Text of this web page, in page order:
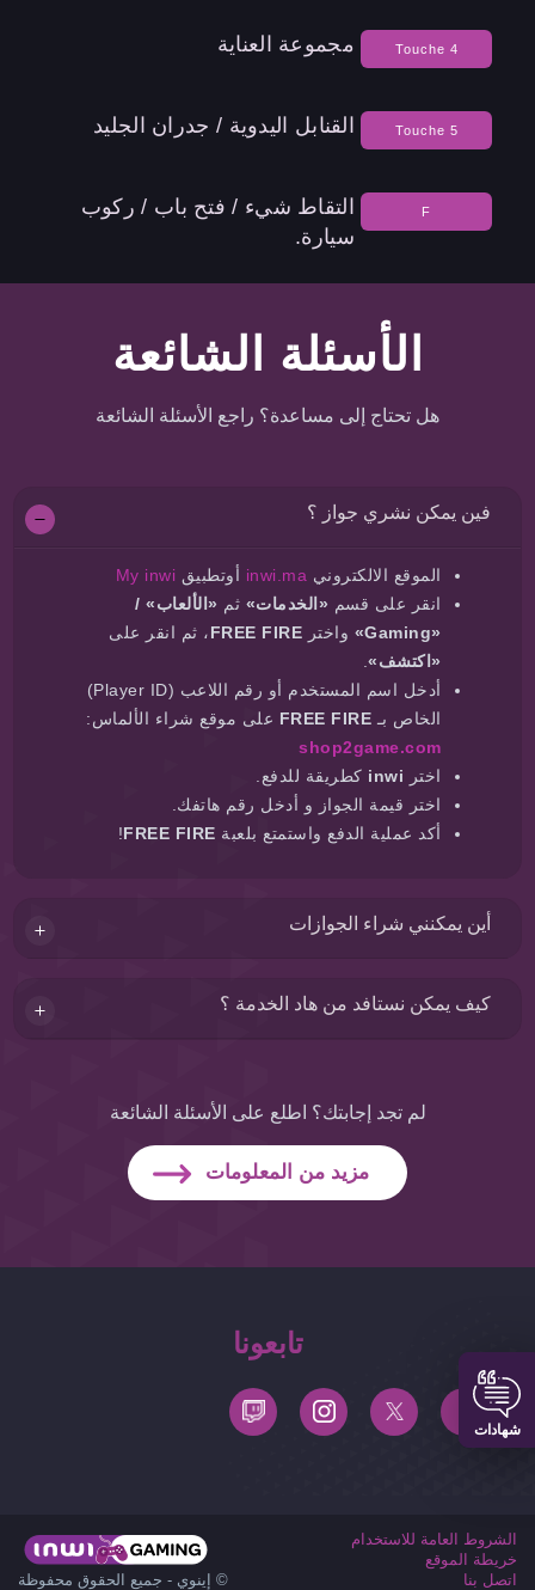
Touche 4 مجموعة العناية
Touche 5 القنابل اليدوية / جدران الجليد
F
التقاط شيء / فتح باب / ركوب
سيارة.
الأسئلة الشائعة
هل تحتاج إلى مساعدة؟ راجع الأسئلة الشائعة
فين يمكن نشري جواز ؟
الموقع الالكتروني inwi.ma أوتطبيق My inwi
انقر على قسم «الخدمات» ثم «الألعاب» /
«Gaming»
واختر FREE FIRE، ثم انقر على
«اكتشف».
أدخل اسم المستخدم أو رقم اللاعب (Player ID)
الخاص بـ FREE FIRE على موقع شراء الألماس:
shop2game.com
اختر inwi كطريقة للدفع.
اختر قيمة الجواز و أدخل رقم هاتفك.
أكد عملية الدفع واستمتع بلعبة FREE FIRE
!
أين يمكنني شراء الجوازات
كيف يمكن نستافد من هاد الخدمة ؟
لم تجد إجابتك؟ اطلع على الأسئلة الشائعة
مزيد من المعلومات
تابعونا
© إينوي - جميع الحقوق محفوظة
الشروط العامة للاستخدام
خريطة الموقع
اتصل بنا
شهادات